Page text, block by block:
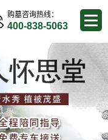
购墓咨询热线：
400-838-5063